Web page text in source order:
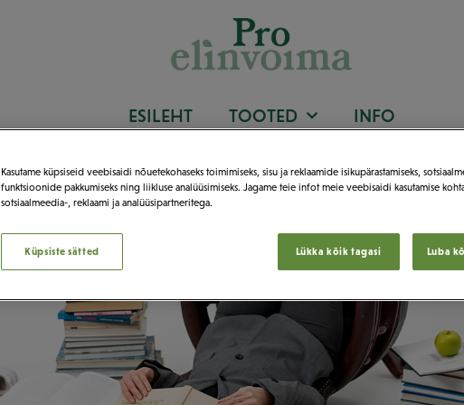
ESILEHT TOOTED INFO
Kasutame küpsiseid veebisaidi nõuetekohaseks toimimiseks, sisu ja reklaamide isikupärastamiseks,
funktsioonide pakkumiseks ning liikluse analüüsimiseks. Jagame teie infot meie veebisaidi kasutamise
sotsiaalmeedia-, reklaami ja analüüsipartneritega.
Lükka kõik tagasi Luba
Küpsiste sätted